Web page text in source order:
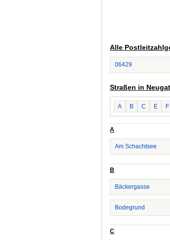
Alle
06429
Straßen in
A B C E F
A
Am Schachtsee
B
Bäckergasse
Bodegrund
C